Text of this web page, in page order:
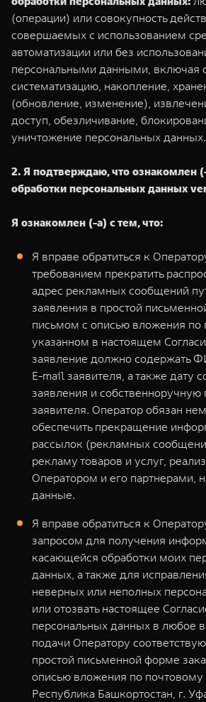
(операции) или совокупность
совершаемых с использованием
автоматизации или без
персональными данными, включая
систематизацию, накопление,
(обновление, изменение),
доступ, обезличивание,
уничтожение персональных данных.
2. Я подтверждаю, что ознакомлен
обработки персональных данных
Я ознакомлен (-а) с тем, что:
Я вправе обратиться к
требованием прекратить
адрес рекламных сообщений
заявления в простой
письмом с описью вложения по
указанном в настоящем
заявление должно содержать
E-mail заявителя, а также дату
заявления и собственноручную
заявителя. Оператор обязан
обеспечить прекращение
рассылок (рекламных
рекламу товаров и услуг,
Оператором и его партнерами,
данные.
Я вправе обратиться к
запросом для получения
касающейся обработки моих
данных, а также для
неверных или неполных
или отозвать настоящее
персональных данных в любое
подачи Оператору
простой письменной форме
описью вложения по почтовому
Республика Башкортостан, г.